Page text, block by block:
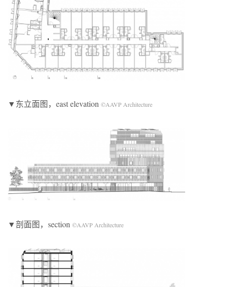
▼东立面图，east elevation ©AAVP Architecture
▼剖面图，section ©AAVP Architecture